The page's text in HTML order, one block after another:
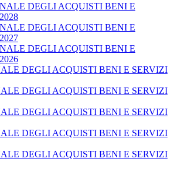
DEGLI ACQUISTI BENI E
DEGLI ACQUISTI BENI E
DEGLI ACQUISTI BENI E
DEGLI ACQUISTI BENI E SERVIZI
DEGLI ACQUISTI BENI E SERVIZI
DEGLI ACQUISTI BENI E SERVIZI
DEGLI ACQUISTI BENI E SERVIZI
DEGLI ACQUISTI BENI E SERVIZI